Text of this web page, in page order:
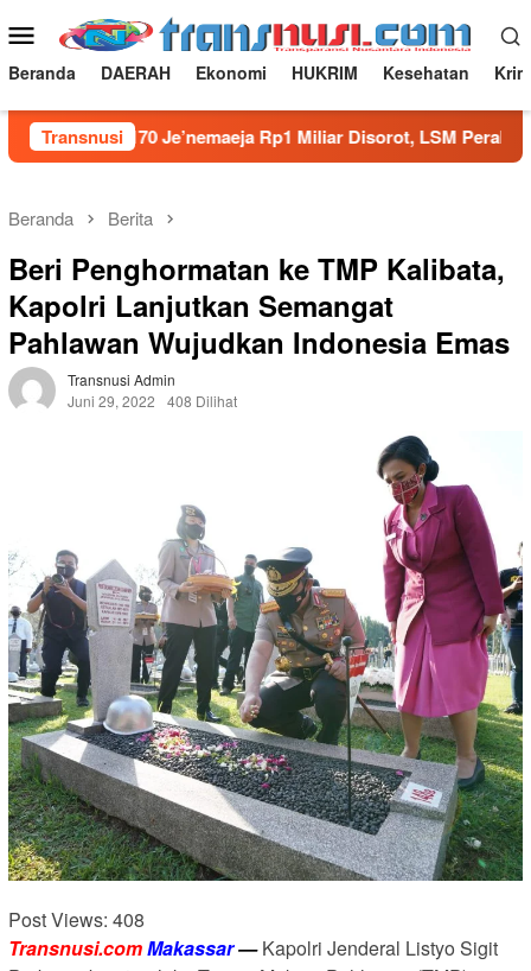
ke
konten
Menu
Mobile
Beranda DAERAH Ekonomi HUKRIM Kesehatan
Transnusi
SDN 170 Je’nemaeja Rp1 Miliar Disorot, LSM Perak
Beranda Berita
Beri Penghormatan ke TMP Kalibata,
Kapolri Lanjutkan Semangat
Pahlawan Wujudkan Indonesia Emas
Transnusi Admin
Juni 29, 2022
408 Dilihat
Post Views: 408
Transnusi.comMakassar—Kapolri Jenderal Listyo Sigit